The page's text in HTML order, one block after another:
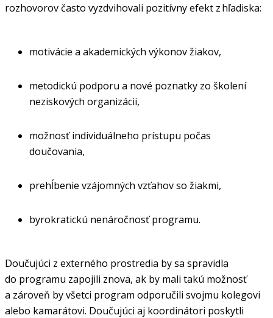
rozhovorov často vyzdvihovali pozitívny efekt z hľadiska:
motivácie a akademických výkonov žiakov,
metodickú podporu a nové poznatky zo školení
neziskových organizácii,
možnosť individuálneho prístupu počas
doučovania,
prehĺbenie vzájomných vzťahov so žiakmi,
byrokratickú nenáročnosť programu.
Doučujúci z externého prostredia by sa spravidla
do programu zapojili znova, ak by mali takú možnosť
a zároveň by všetci program odporučili svojmu kolegovi
alebo kamarátovi. Doučujúci aj koordinátori poskytli